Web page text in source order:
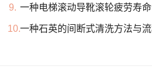
9. 一种电梯滚动导靴滚轮疲劳寿
10.一种石英的间断式清洗方法与